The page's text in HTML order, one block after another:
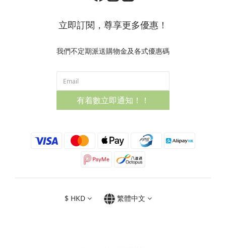
立即訂閱，尊享更多優惠！
我們不定期派送購物金及各式優惠碼
有着數立即通知！！
$ HKD 繁體中文